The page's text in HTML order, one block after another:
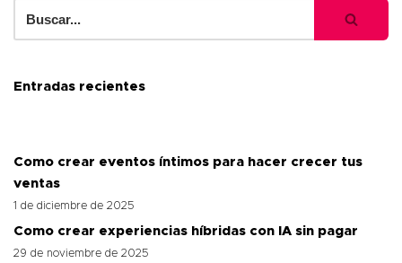
Entradas recientes
Como crear eventos íntimos para hacer crecer tus
ventas
1 de diciembre de 2025
Como crear experiencias híbridas con IA sin pagar
29 de noviembre de 2025